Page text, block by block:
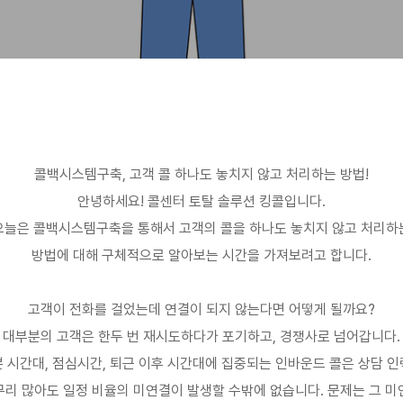
콜백시스템구축, 고객 콜 하나도 놓치지 않고 처리하는 방법!
안녕하세요! 콜센터 토탈 솔루션 킹콜입니다.
늘은 콜백시스템구축을 통해서 고객의 콜을 하나도 놓치지 않고 처리하
방법에 대해 구체적으로 알아보는 시간을 가져보려고 합니다.
고객이 전화를 걸었는데 연결이 되지 않는다면 어떻게 될까요?
대부분의 고객은 한두 번 재시도하다가 포기하고, 경쟁사로 넘어갑니다.
시간대 , 점심시간, 퇴근 이후 시간대에 집중되는 인바운드 콜은 상담 인
리 많아도 일정 비율의 미연결이 발생할 수밖에 없습니다. 문제는 그 미